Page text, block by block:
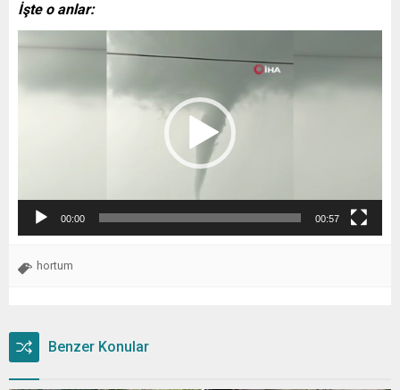
İşte o anlar:
00:00 00:57
hortum
Benzer Konular